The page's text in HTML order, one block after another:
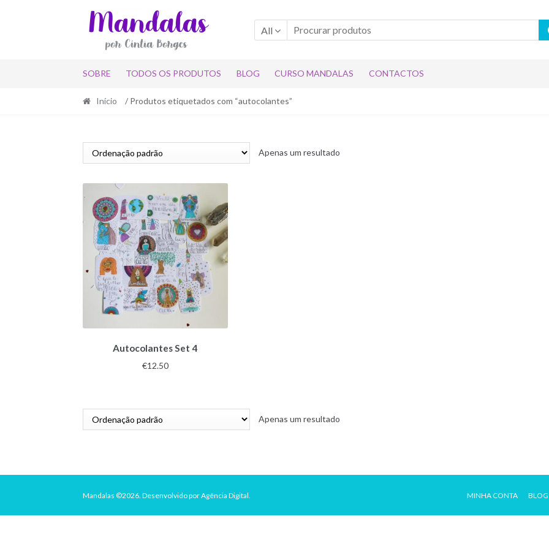
to
navigation
to
All
SOBRE TODOS OS PRODUTOS BLOG CURSO MANDALAS CONTACTOS
Início / Produtos etiquetados com “autocolantes”
Apenas um resultado
Autocolantes Set 4
€12.50
Apenas um resultado
Mandalas ©2026. Desenvolvido porAgência Digital MINHA CONTA BLOG